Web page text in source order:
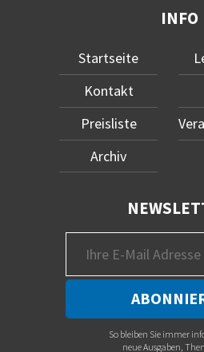
INFO
Startseite
Kontakt
Preisliste
Archiv
So bleiben Sie immer
neue Ausgaben,